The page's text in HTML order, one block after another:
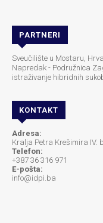
PARTNERI
Sveučilište u Mostaru,
Napredak - Podružnica
istraživanje hibridnih
KONTAKT
Adresa:
Kralja Petra Krešimira IV.
Telefon:
+387 36 316 971
E-pošta:
info@idpi.ba